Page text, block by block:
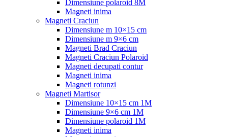
Dimensiune polaroid 8M
Magneti inima
Magneti Craciun
Dimensiune m 10×15 cm
Dimensiune m 9×6 cm
Magneti Brad Craciun
Magneti Craciun Polaroid
Magneti decupati contur
Magneti inima
Magneti rotunzi
Magneti Martisor
Dimensiune 10×15 cm 1M
Dimensiune 9×6 cm 1M
Dimensiune polaroid 1M
Magneti inima